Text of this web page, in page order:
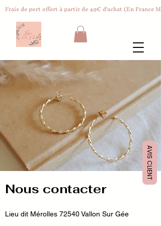
Frais de port offert à partir de 49€ d'achat (En France
Nous contacter
Lieu dit Mérolles 72540 Vallon Sur Gée
AVIS CLIENT